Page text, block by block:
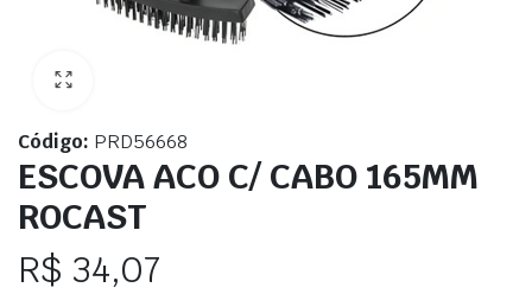
Código: PRD56668
ESCOVA ACO C/ CABO 165MM
ROCAST
R$ 34,07